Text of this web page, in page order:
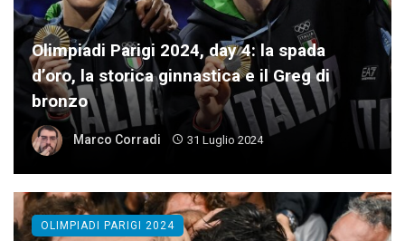
Olimpiadi Parigi 2024, day 4: la spada
d’oro, la storica ginnastica e il Greg di
bronzo
Marco Corradi 31 Luglio 2024
OLIMPIADI PARIGI 2024